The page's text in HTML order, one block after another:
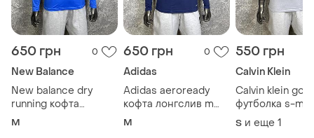
650 грн 0
New Balance
New balance dry
running кофта
лонгслив m размер
M
650 грн 0
Adidas
Adidas aeroready
кофта лонгслив m
размер спортивная
M
550 грн
Calvin Klein
Calvin klein golf
футболка s-m
размер
серая
S и еще 1